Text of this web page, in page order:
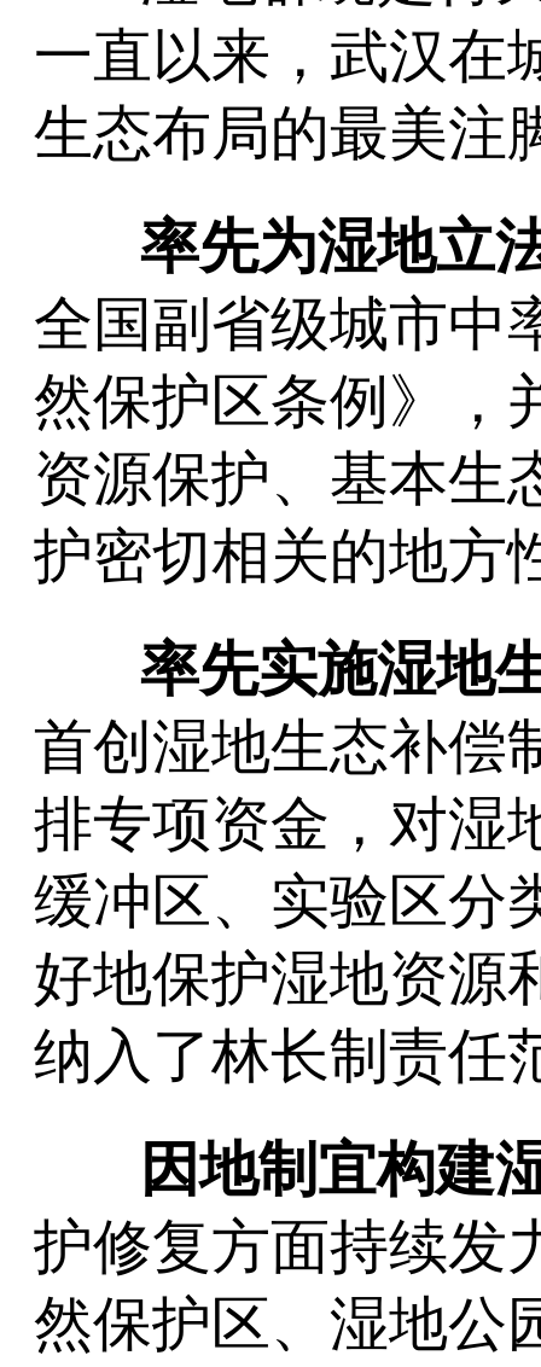
一直以来，武汉在
生态布局的最美注
率先为湿地立
全国副省级城市中
然保护区条例》，
资源保护、基本生
护密切相关的地方
率先实施湿地
首创湿地生态补偿
排专项资金，对湿
缓冲区、实验区分
好地保护湿地资源
纳入了林长制责任
因地制宜构建
护修复方面持续发
然保护区、湿地公